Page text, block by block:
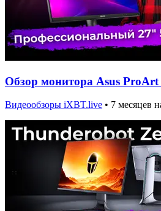
Обзор монитора Asus
Видеообзоры iXBT.live • 7 месяцев